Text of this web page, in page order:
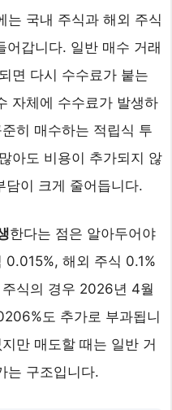
는 국내 주식과 해외 주식
어갑니다. 일반 매수 거래
면 다시 수수료가 붙는
자체에 수수료가 발생하
히 매수하는 적립식 투
아도 비용이 추가되지 않
담이 크게 줄어듭니다.
한다는 점은 알아두어야
해외 주식 0.1%
식의 경우 2026년 4월
도 추가로 부과됩니
만 매도할 때는 일반 거
는 구조입니다.